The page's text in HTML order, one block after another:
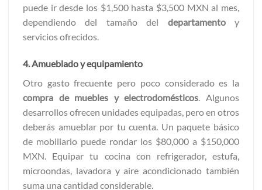
puede ir desde los $1,500 hasta $3,500 MXN al mes,
dependiendo del tamaño del departamentoy
servicios ofrecidos.
4. Amueblado y equipamiento
Otro gasto frecuente pero poco considerado es la
compra de muebles y electrodomésticos . Algunos
desarrollos ofrecen unidades equipadas, pero en otros
deberás amueblar por tu cuenta. Un paquete básico
de mobiliario puede rondar los $80,000 a $150,000
MXN. Equipar tu cocina con refrigerador, estufa,
microondas, lavadora y aire acondicionado también
suma una cantidad considerable.